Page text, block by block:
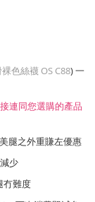
色絲襪 OS C88) 一
連同您選購的產品
腿之外重賺左優惠
少
冇難度